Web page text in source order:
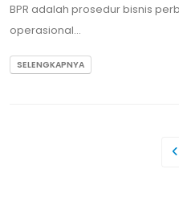
BPR adalah prosedur bisnis
operasional...
SELENGKAPNYA